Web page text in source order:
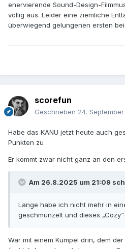
enervierende Sound-Design-
völlig aus. Leider eine ziemliche
überwiegend gelungenen ersten
scorefun
Geschrieben 24.
Habe das KANU jetzt heute auch
Punkten zu
Er kommt zwar nicht ganz an den
Am 26.8.2025 um 21:09
Lange habe ich nicht mehr in
geschmunzelt und dieses
War mit einem Kumpel drin, dem